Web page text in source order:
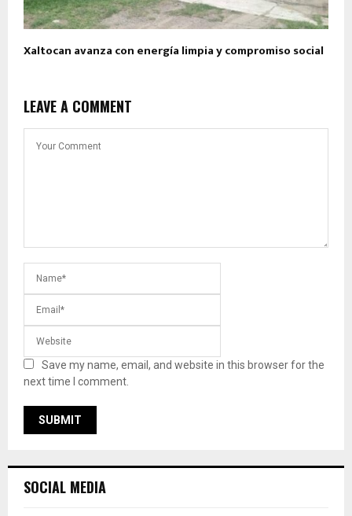
Xaltocan avanza con energía limpia y compromiso social
LEAVE A COMMENT
Save my name, email, and website in this browser for the
next time I comment.
SOCIAL MEDIA